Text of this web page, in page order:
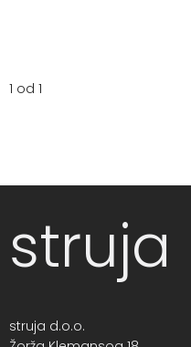
1 od 1
struja
struja d.o.o.